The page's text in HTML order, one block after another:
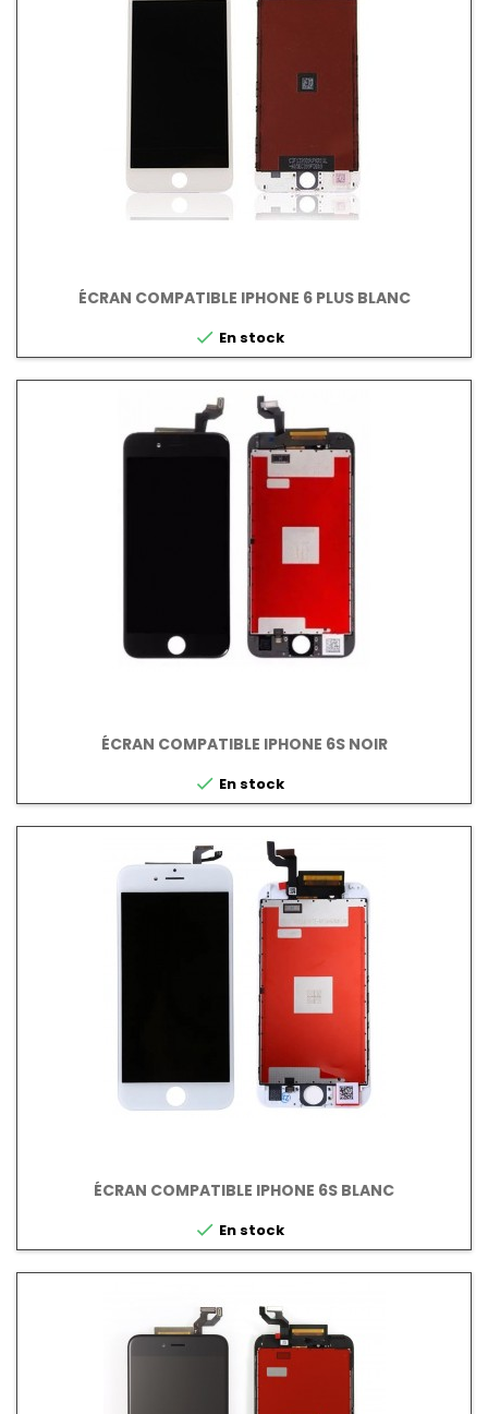
ÉCRAN COMPATIBLE IPHONE 6 PLUS BLANC
 En stock
ÉCRAN COMPATIBLE IPHONE 6S NOIR
 En stock
ÉCRAN COMPATIBLE IPHONE 6S BLANC
 En stock